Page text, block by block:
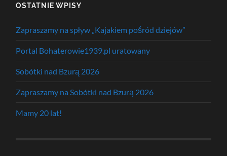
OSTATNIE WPISY
Zapraszamy na spływ „Kajakiem pośród dziejów”
Portal Bohaterowie1939.pl uratowany
Sobótki nad Bzurą 2026
Zapraszamy na Sobótki nad Bzurą 2026
Mamy 20 lat!